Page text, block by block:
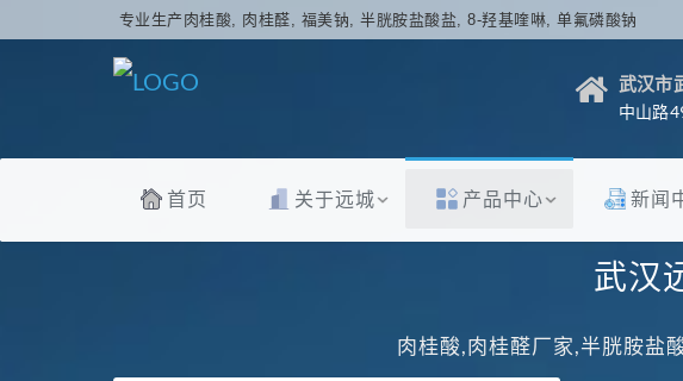
专业生产肉桂酸, 肉桂醛, 福美钠, 半胱胺盐酸盐, 8-羟基喹啉, 单氟磷酸钠
武汉市
中山路
首页 关于远城 产品中心 新闻
武汉
肉桂酸,肉桂醛厂家,半胱胺盐